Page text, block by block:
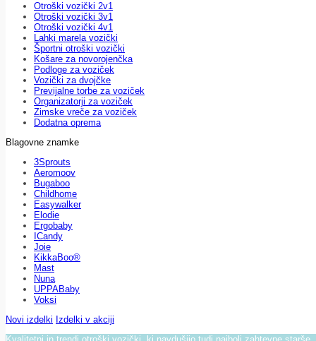
Otroški vozički 2v1
Otroški vozički 3v1
Otroški vozički 4v1
Lahki marela vozički
Športni otroški vozički
Košare za novorojenčka
Podloge za voziček
Vozički za dvojčke
Previjalne torbe za voziček
Organizatorji za voziček
Zimske vreče za voziček
Dodatna oprema
Blagovne znamke
3Sprouts
Aeromoov
Bugaboo
Childhome
Easywalker
Elodie
Ergobaby
ICandy
Joie
KikkaBoo®
Mast
Nuna
UPPABaby
Voksi
Novi izdelki Izdelki v akciji